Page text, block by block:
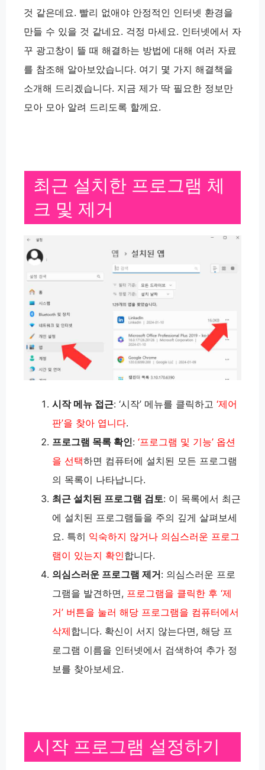
것 같은데요. 빨리 없애야 안정적인 인터넷 환경을
만들 수 있을 것 같네요. 걱정 마세요. 인터넷에서 자
꾸 광고창이 뜰 때 해결하는 방법에 대해 여러 자료
를 참조해 알아보았습니다. 여기 몇 가지 해결책을
소개해 드리겠습니다. 지금 제가 딱 필요한 정보만
모아 모아 알려 드리도록 할께요.
최근 설치한 프로그램 체
크 및 제거
시작 메뉴 접근: ‘시작’ 메뉴를 클릭하고 ‘제어
판’을 찾아 엽니다.
프로그램 목록 확인: ‘프로그램 및 기능’ 옵션
을 선택하면 컴퓨터에 설치된 모든 프로그램
의 목록이 나타납니다.
최근 설치된 프로그램 검토: 이 목록에서 최근
에 설치된 프로그램들을 주의 깊게 살펴보세
요. 특히 익숙하지 않거나 의심스러운 프로그
램이 있는지 확인합니다.
의심스러운 프로그램 제거: 의심스러운 프로
그램을 발견하면, 프로그램을 클릭한 후 ‘제
거’ 버튼을 눌러 해당 프로그램을 컴퓨터에서
삭제합니다. 확신이 서지 않는다면, 해당 프
로그램 이름을 인터넷에서 검색하여 추가 정
보를 찾아보세요​​.
시작 프로그램 설정하기